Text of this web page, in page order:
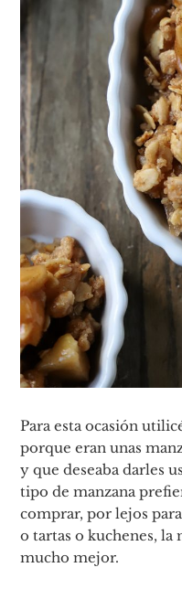
Para esta ocasión
porque eran unas
y que deseaba darles
tipo de manzana
comprar, por lejos
o tartas o kuchenes, la
mucho mejor.